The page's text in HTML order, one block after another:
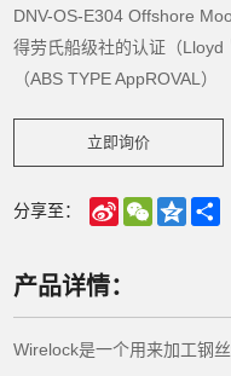
DNV-OS-E304 Offshore
得劳氏船级社的认证（Lloyd
（ABS TYPE AppROVAL）
立即询价
分享至：
Sina
Weibo
WeChatQzone
产品详情：
Wirelock是一个用来加工钢